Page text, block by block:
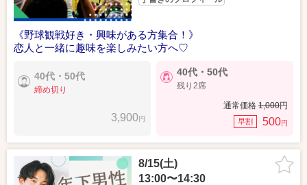
《野球観戦好き・興味がある方集合！》
恋人と一緒に趣味を楽しみたい方へ♡
40代・50代
締め切り
3,900円
40代・50代
残り2席
通常価格 1,000円
早割 500円
8/15(土)
13:00〜14:30